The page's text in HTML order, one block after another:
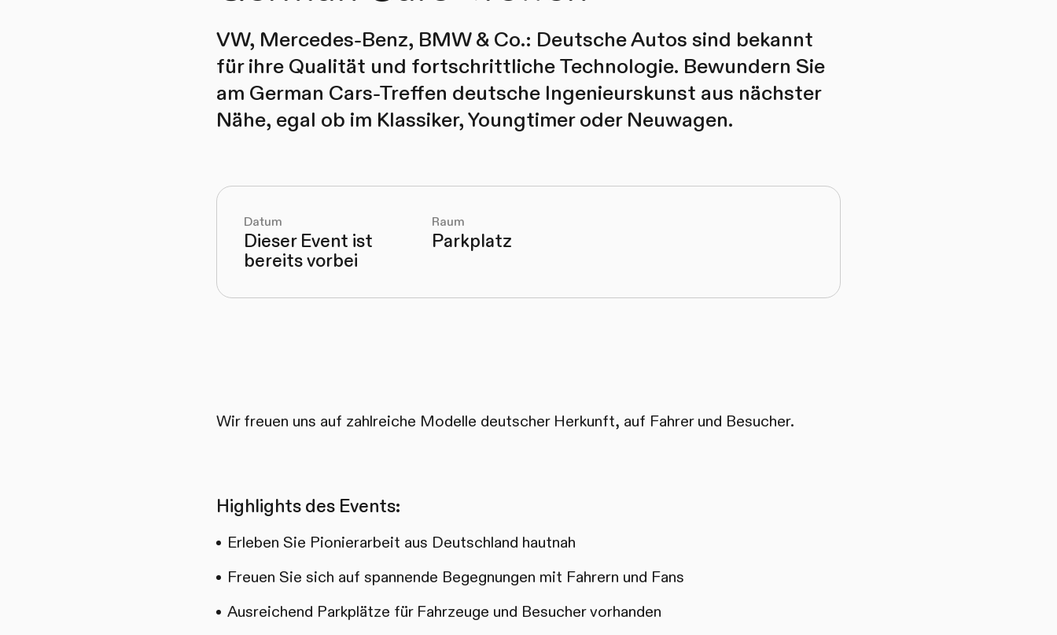
VW, Mercedes-Benz, BMW & Co.: Deutsche Autos sind bekannt
für ihre Qualität und fortschrittliche Technologie. Bewundern Sie
am German Cars-Treffen deutsche Ingenieurskunst aus nächster
Nähe, egal ob im Klassiker, Youngtimer oder Neuwagen.
Datum
Dieser Event ist
bereits vorbei
Raum
Parkplatz
Wir freuen uns auf zahlreiche Modelle deutscher Herkunft, auf Fahrer und Besucher.
Highlights des Events:
Erleben Sie Pionierarbeit aus Deutschland hautnah
Freuen Sie sich auf spannende Begegnungen mit Fahrern und Fans
Ausreichend Parkplätze für Fahrzeuge und Besucher vorhanden